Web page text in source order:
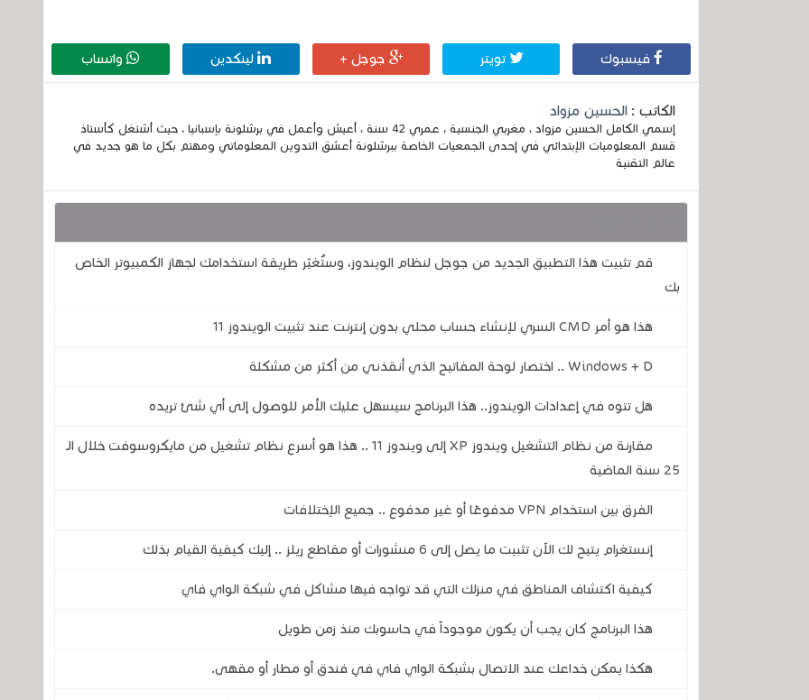
فيسبوك تويتر جوجل + لينكدين واتساب
الكاتب : الحسين مزواد
إسمي الكامل الحسين مزواد ، مغربي الجنسية ، عمري 42 سنة ، أعيش وأعمل في برشلونة بإسبانيا ، حيث أشتغل كأستاذ
قسم المعلوميات الإبتدائي في إحدى الجمعيات الخاصة ببرشلونة أعشق التدوين المعلوماتي ومهتم بكل ما هو جديد في
عالم التقنية
قم تثبيت هذا التطبيق الجديد من جوجل لنظام الويندوز، وستُغيّر طريقة استخدامك لجهاز الكمبيوتر الخاص
بك
هذا هو أمر CMD السري لإنشاء حساب محلي بدون إنترنت عند تثبيت الويندوز 11
Windows + D .. اختصار لوحة المفاتيح الذي أنقذني من أكثر من مشكلة
هل تتوه في إعدادات الويندوز.. هذا البرنامج سيسهل عليك الأمر للوصول إلى أي شئ تريده
مقارنة من نظام التشغيل ويندوز XP إلى ويندوز 11 .. هذا هو أسرع نظام تشغيل من مايكروسوفت خلال الـ
25 سنة الماضية
الفرق بين استخدام VPN مدفوعًا أو غير مدفوع .. جميع الإختلافات
إنستغرام يتيح لك الآن تثبيت ما يصل إلى 6 منشورات أو مقاطع ريلز .. إليك كيفية القيام بذلك
كيفية اكتشاف المناطق في منزلك التي قد تواجه فيها مشاكل في شبكة الواي فاي
هذا البرنامج كان يجب أن يكون موجوداً في حاسوبك منذ زمن طويل
هكذا يمكن خداعك عند الاتصال بشبكة الواي فاي في فندق أو مطار أو مقهى.